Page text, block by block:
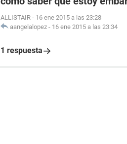
ALLISTAIR - 16 ene 2015 a las 23:28
aangelalopez - 16 ene 2015 a las 23:34
1 respuesta